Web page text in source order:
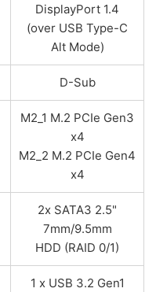
DisplayPort 1.4
(over USB Type-C
Alt Mode)
D-Sub
M2_1 M.2 PCIe Gen3
x4
M2_2 M.2 PCIe Gen4
x4
2x SATA3 2.5"
7mm/9.5mm
HDD (RAID 0/1)
1 x USB 3.2 Gen1